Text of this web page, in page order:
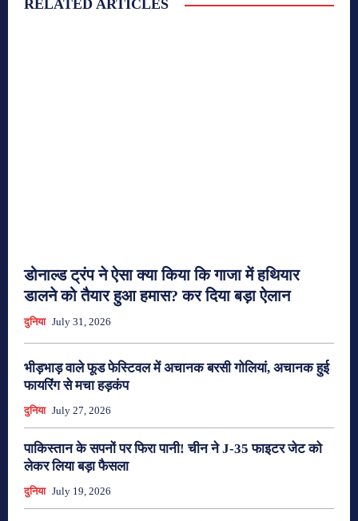
RELATED ARTICLES
डोनाल्ड ट्रंप ने ऐसा क्या किया कि गाजा में हथियार
डालने को तैयार हुआ हमास? कर दिया बड़ा ऐलान
दुनिया July 31, 2026
भीड़भाड़ वाले फूड फेस्टिवल में अचानक बरसी गोलियां, अचानक हुई
फायरिंग से मचा हड़कंप
दुनिया July 27, 2026
पाकिस्तान के सपनों पर फिरा पानी! चीन ने J-35 फाइटर जेट को
लेकर लिया बड़ा फैसला
दुनिया July 19, 2026